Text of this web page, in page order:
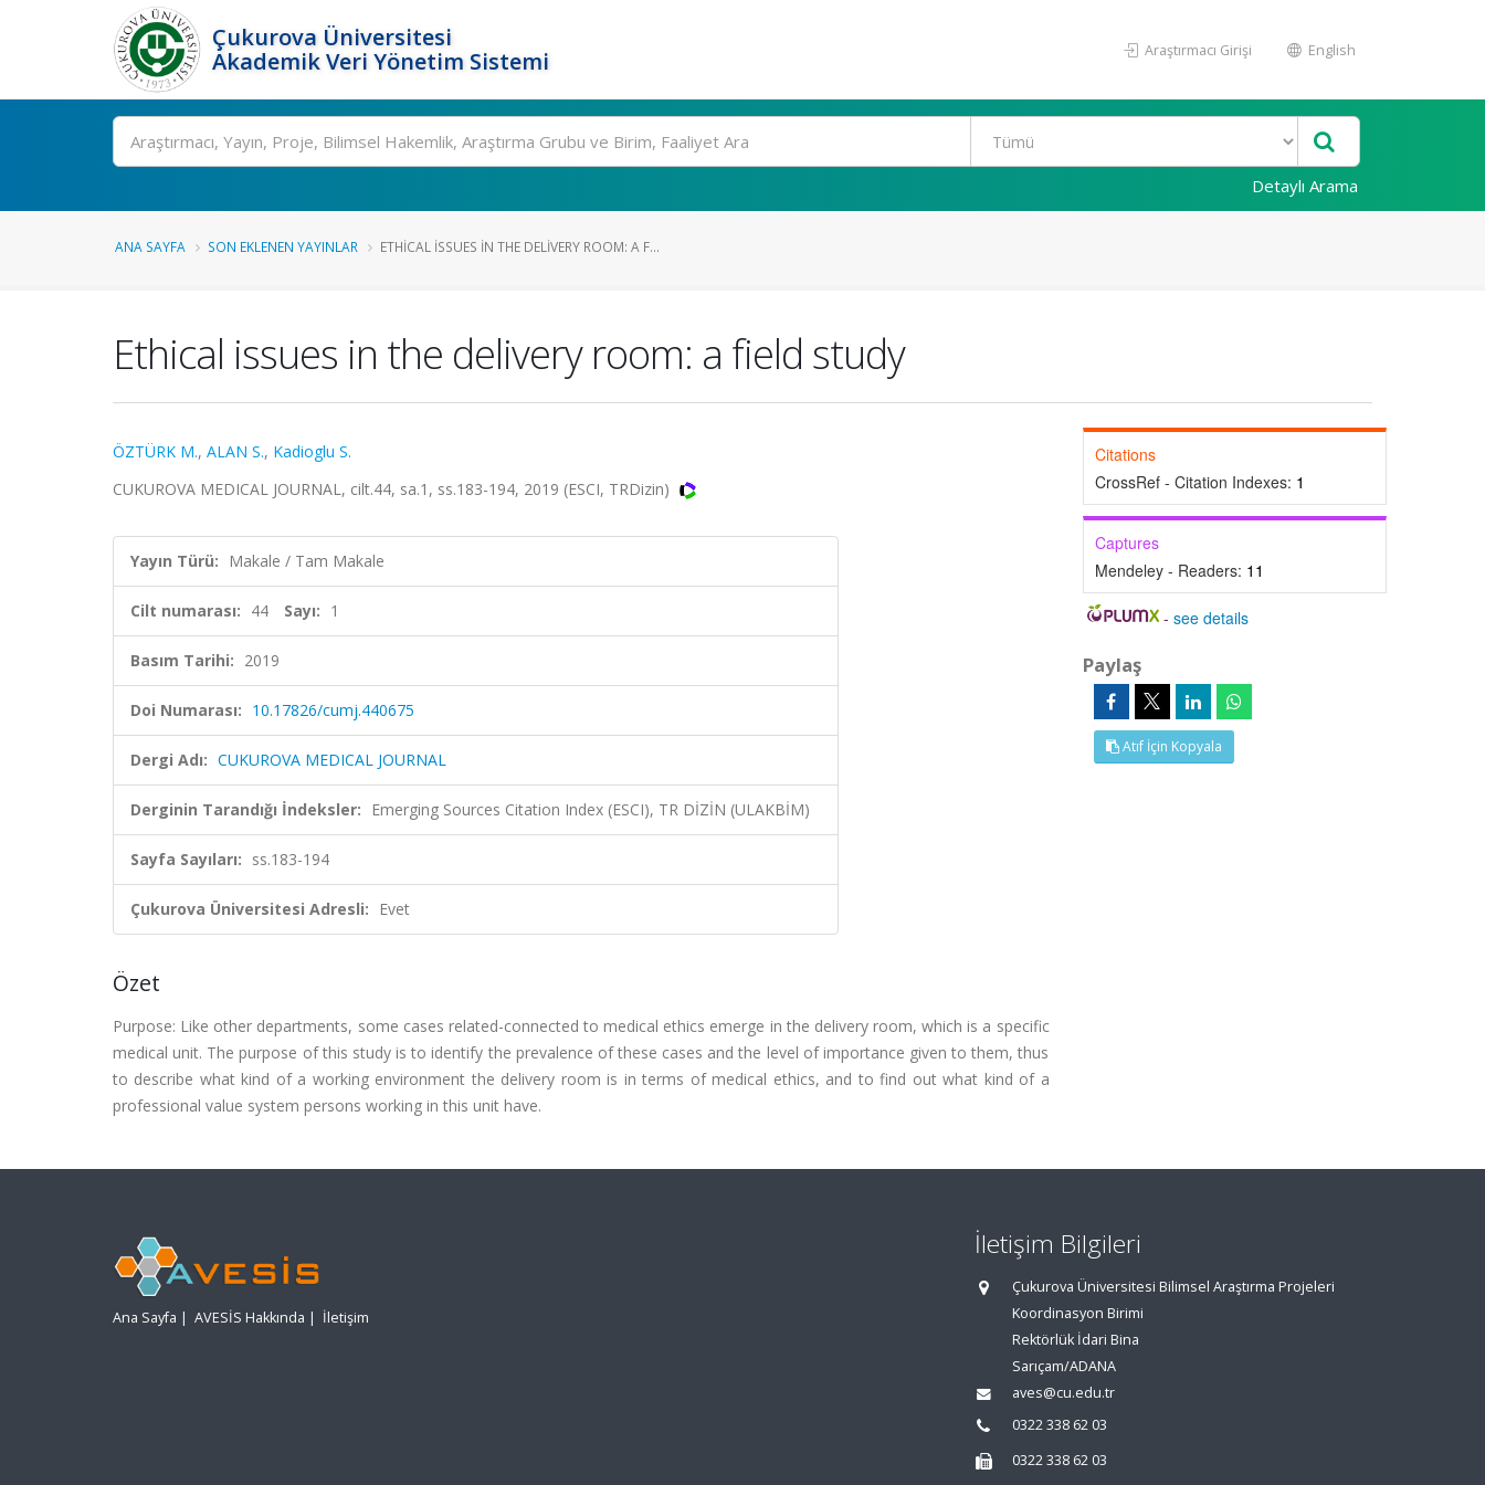
Çukurova Üniversitesi
Akademik Veri Yönetim Sistemi
Araştırmacı Girişi English
Ara
Detaylı Arama
ANA SAYFA SON EKLENEN YAYINLAR ETHICAL ISSUES IN THE DELIVERY ROOM: A F...
Ethical issues in the delivery room: a field study
ÖZTÜRK M., ALAN S., Kadioglu S.
CUKUROVA MEDICAL JOURNAL, cilt.44, sa.1, ss.183-194, 2019 (ESCI, TRDizin)
Yayın Türü: Makale / Tam Makale
Cilt numarası: 44 Sayı: 1
Basım Tarihi: 2019
Doi Numarası: 10.17826/cumj.440675
Dergi Adı: CUKUROVA MEDICAL JOURNAL
Derginin Tarandığı İndeksler: Emerging Sources Citation Index (ESCI), TR DİZİN (ULAKBİM)
Sayfa Sayıları: ss.183-194
Çukurova Üniversitesi Adresli: Evet
Özet
Purpose: Like other departments, some cases related-connected to medical ethics emerge in the delivery room, which is a specific
medical unit. The purpose of this study is to identify the prevalence of these cases and the level of importance given to them, thus
to describe what kind of a working environment the delivery room is in terms of medical ethics, and to find out what kind of a
professional value system persons working in this unit have.
Citations
CrossRef - Citation Indexes: 1
Captures
Mendeley - Readers: 11
-see details
Paylaş
Atıf İçin Kopyala
Ana Sayfa | AVESİS Hakkında | İletişim
İletişim Bilgileri
Çukurova Üniversitesi Bilimsel Araştırma Projeleri
Koordinasyon Birimi
Rektörlük İdari Bina
Sarıçam/ADANA
aves@cu.edu.tr
0322 338 62 03
0322 338 62 03